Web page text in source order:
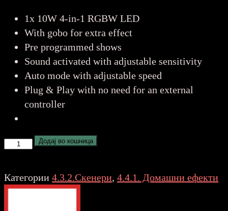
1x 10W 4-in-1 RGBW LED
With gobo for extra effect
Pre programmed shows
Sound activated with adjustable sensitivity
Auto mode with adjustable speed
Plug & Play with no need for an external
controller
BEAMZ
Gobo
Додај во кошница
Категории 4.3.2.Скенери, 4.4.1. Домашни ефекти